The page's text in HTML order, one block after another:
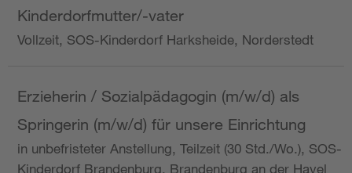
Kinderdorfmutter/-vater
Vollzeit, SOS-Kinderdorf Harksheide, Norderstedt
Erzieherin / Sozialpädagogin (m/w/d) als
Springerin (m/w/d) für unsere Einrichtung
in unbefristeter Anstellung, Teilzeit (30 Std./Wo.), SOS-
Kinderdorf Brandenburg, Brandenburg an der Havel